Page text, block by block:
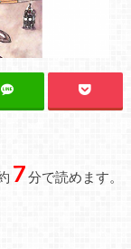
7分で読めます。